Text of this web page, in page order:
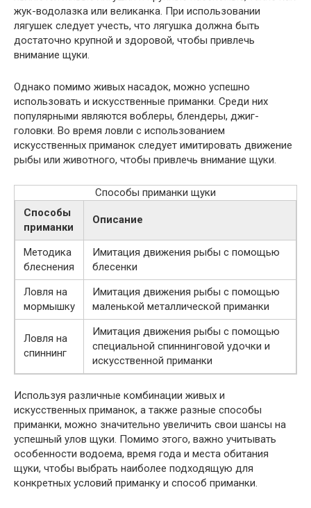
жук-водолазка или великанка. При использовании
лягушек следует учесть, что лягушка должна быть
достаточно крупной и здоровой, чтобы привлечь
внимание щуки.
Однако помимо живых насадок, можно успешно
использовать и искусственные приманки. Среди них
популярными являются воблеры, блендеры, джиг-
головки. Во время ловли с использованием
искусственных приманок следует имитировать движение
рыбы или животного, чтобы привлечь внимание щуки.
Способы приманки щуки
Способы
приманки
Описание
Методика
блеснения
Имитация движения рыбы с помощью
блесенки
Ловля на
мормышку
Имитация движения рыбы с помощью
маленькой металлической приманки
Ловля на
спиннинг
Имитация движения рыбы с помощью
специальной спиннинговой удочки и
искусственной приманки
Используя различные комбинации живых и
искусственных приманок, а также разные способы
приманки, можно значительно увеличить свои шансы на
успешный улов щуки. Помимо этого, важно учитывать
особенности водоема, время года и места обитания
щуки, чтобы выбрать наиболее подходящую для
конкретных условий приманку и способ приманки.